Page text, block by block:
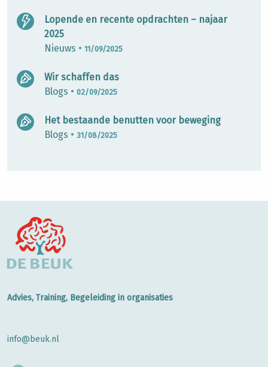
Lopende en recente opdrachten – najaar
2025
Nieuws • 11/09/2025
Wir schaffen das
Blogs • 02/09/2025
Het bestaande benutten voor beweging
Blogs • 31/08/2025
Advies, Training, Begeleiding in organisaties
info@beuk.nl